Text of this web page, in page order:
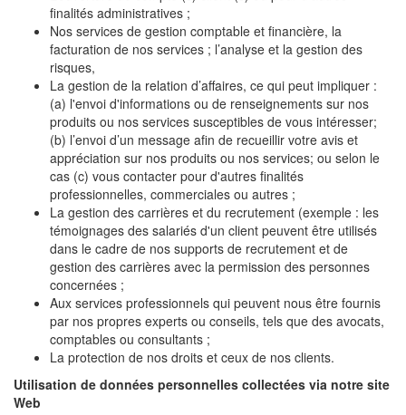
finalités administratives ;
Nos services de gestion comptable et financière, la
facturation de nos services ; l’analyse et la gestion des
risques,
La gestion de la relation d’affaires, ce qui peut impliquer :
(a) l'envoi d'informations ou de renseignements sur nos
produits ou nos services susceptibles de vous intéresser;
(b) l’envoi d’un message afin de recueillir votre avis et
appréciation sur nos produits ou nos services; ou selon le
cas (c) vous contacter pour d'autres finalités
professionnelles, commerciales ou autres ;
La gestion des carrières et du recrutement (exemple : les
témoignages des salariés d'un client peuvent être utilisés
dans le cadre de nos supports de recrutement et de
gestion des carrières avec la permission des personnes
concernées ;
Aux services professionnels qui peuvent nous être fournis
par nos propres experts ou conseils, tels que des avocats,
comptables ou consultants ;
La protection de nos droits et ceux de nos clients.
Utilisation de données personnelles collectées via notre site
Web